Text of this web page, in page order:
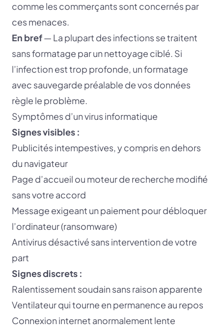
comme les commerçants sont concernés par
ces menaces.
En bref— La plupart des infections se traitent
sans formatage par un nettoyage ciblé. Si
l’infection est trop profonde, un formatage
avec sauvegarde préalable de vos données
règle le problème.
Symptômes d’un virus informatique
Signes visibles :
Publicités intempestives, y compris en dehors
du navigateur
Page d’accueil ou moteur de recherche modifié
sans votre accord
Message exigeant un paiement pour débloquer
l’ordinateur (ransomware)
Antivirus désactivé sans intervention de votre
part
Signes discrets :
Ralentissement soudain sans raison apparente
Ventilateur qui tourne en permanence au repos
Connexion internet anormalement lente